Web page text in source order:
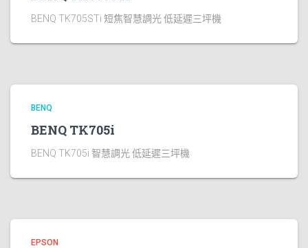
BENQ TK705STi 短焦智慧調光 低延遲三坪機
BENQ
BENQ TK705i
BENQ TK705i 智慧調光 低延遲三坪機
EPSON